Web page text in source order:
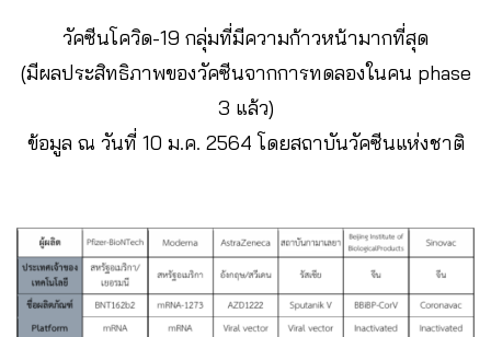
วัคซีนโควิด-19 กลุ่มที่มีความก้าวหน้ามากที่สุด
(มีผลประสิทธิภาพของวัคซีนจากการทดลองในคน phase
3 แล้ว)
ข้อมูล ณ วันที่ 10 ม.ค. 2564 โดยสถาบันวัคซีนแห่งชาติ